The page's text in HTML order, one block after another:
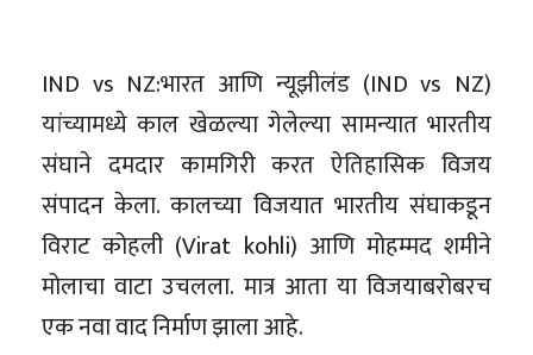
IND vs NZ:भारत आणि न्यूझीलंड (IND vs NZ)
यांच्यामध्ये काल खेळल्या गेलेल्या सामन्यात भारतीय
संघाने दमदार कामगिरी करत ऐतिहासिक विजय
संपादन केला. कालच्या विजयात भारतीय संघाकडून
विराट कोहली (Virat kohli) आणि मोहम्मद शमीने
मोलाचा वाटा उचलला. मात्र आता या विजयाबरोबरच
एक नवा वाद निर्माण झाला आहे.